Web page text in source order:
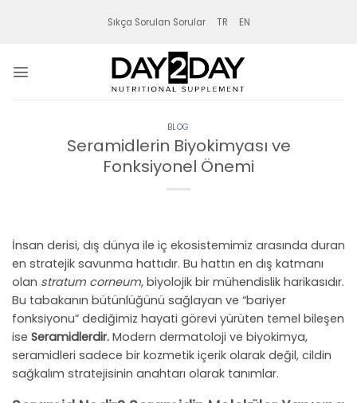
Sıkça Sorulan Sorular TR EN
BLOG
Seramidlerin Biyokimyası ve
Fonksiyonel Önemi
İnsan derisi, dış dünya ile iç ekosistemimiz arasında duran
en stratejik savunma hattıdır. Bu hattın en dış katmanı
olan stratum corneum, biyolojik bir mühendislik harikasıdır.
Bu tabakanın bütünlüğünü sağlayan ve “bariyer
fonksiyonu” dediğimiz hayati görevi yürüten temel bileşen
ise Seramidlerdir. Modern dermatoloji ve biyokimya,
seramidleri sadece bir kozmetik içerik olarak değil, cildin
sağkalım stratejisinin anahtarı olarak tanımlar.